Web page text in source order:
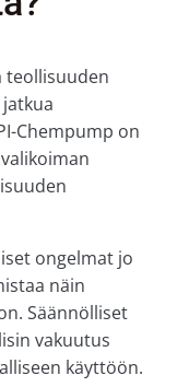
teollisuuden
Chempump on
ongelmat jo
näin
Säännölliset
vakuutus
käyttöön.